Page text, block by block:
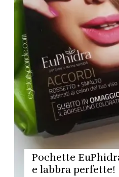
Pochette
e labbra perfette!